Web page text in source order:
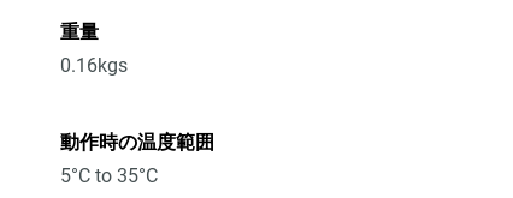
重量
0.16kgs
動作時の温度範囲
5°C to 35°C